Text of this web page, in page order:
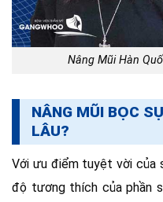
Nâng Mũi Hàn
NÂNG MŨI BỌC
LÂU?
Với ưu điểm tuyệt vời của
độ tương thích của phần